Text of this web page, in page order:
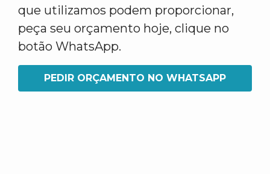
que utilizamos podem proporcionar,
peça seu orçamento hoje, clique no
botão WhatsApp.
PEDIR ORÇAMENTO NO WHATSAPP